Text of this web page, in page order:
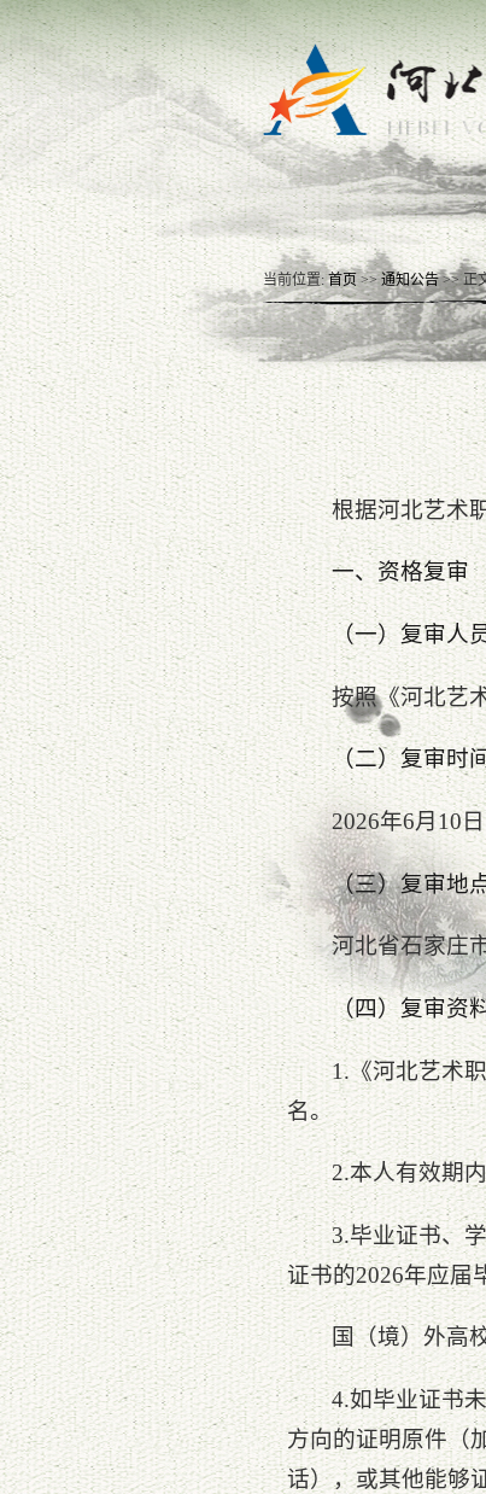
当前位置:首页 >>通知公告>> 正
根据河北艺术
一、资格复审
（一）复审人
按照《河北艺
（二）复审时
2026年6月10
（三）复审地
河北省石家庄
（四）复审资
1.《河北艺术
名。
2.本人有效期
3.毕业证书、
证书的2026年应届
国（境）外高
4.如毕业证书
方向的证明原件（
话），或其他能够